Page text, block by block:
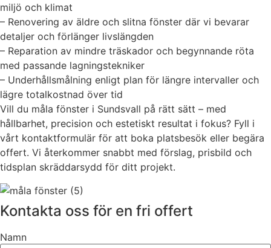
miljö och klimat
– Renovering av äldre och slitna fönster där vi bevarar
detaljer och förlänger livslängden
– Reparation av mindre träskador och begynnande röta
med passande lagningstekniker
– Underhållsmålning enligt plan för längre intervaller och
lägre totalkostnad över tid
Vill du måla fönster i Sundsvall på rätt sätt – med
hållbarhet, precision och estetiskt resultat i fokus? Fyll i
vårt kontaktformulär för att boka platsbesök eller begära
offert. Vi återkommer snabbt med förslag, prisbild och
tidsplan skräddarsydd för ditt projekt.
Kontakta oss för en fri offert
Namn